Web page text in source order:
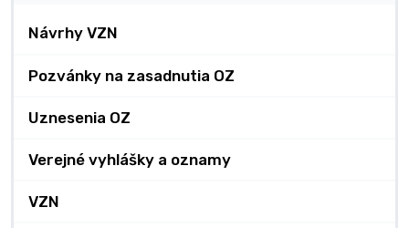
Návrhy VZN
Pozvánky na zasadnutia OZ
Uznesenia OZ
Verejné vyhlášky a oznamy
VZN